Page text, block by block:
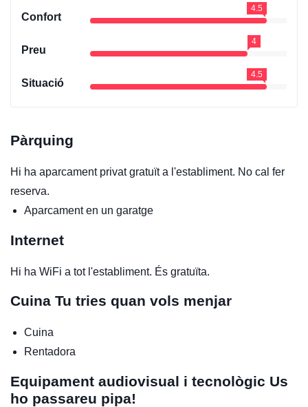
Confort
4.5
Preu
4
Situació
4.5
Pàrquing
Hi ha aparcament privat gratuït a l'establiment. No cal fer
reserva.
Aparcament en un garatge
Internet
Hi ha WiFi a tot l'establiment. És gratuïta.
Cuina Tu tries quan vols menjar
Cuina
Rentadora
Equipament audiovisual i tecnològic Us
ho passareu pipa!